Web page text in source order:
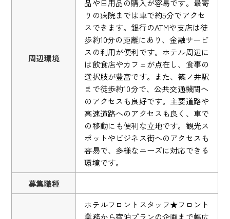
周辺環境
品や日用品の購入が容易です。最寄
りの病院までは車で約5分でアクセ
スできます。銀行のATMや支店は徒
歩約10分の距離にあり、金融サービ
スの利用が便利です。ホテル周辺に
は飲食店やカフェが点在し、食事の
選択肢が豊富です。また、篠ノ井駅
まで徒歩約10分で、公共交通機関へ
のアクセスも良好です。主要道路や
高速道路へのアクセスも良く、車で
の移動にも便利な立地です。観光ス
ポットやビジネス街へのアクセスも
容易で、多様なニーズに対応できる
環境です。
募集職種
ホテルフロントスタッフ★フロント
業務から宿泊プランの企画まで幅広